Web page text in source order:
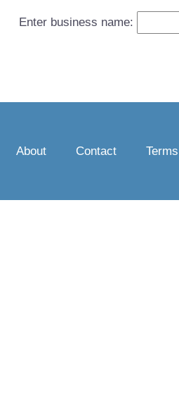
Enter business name:
About Contact Terms